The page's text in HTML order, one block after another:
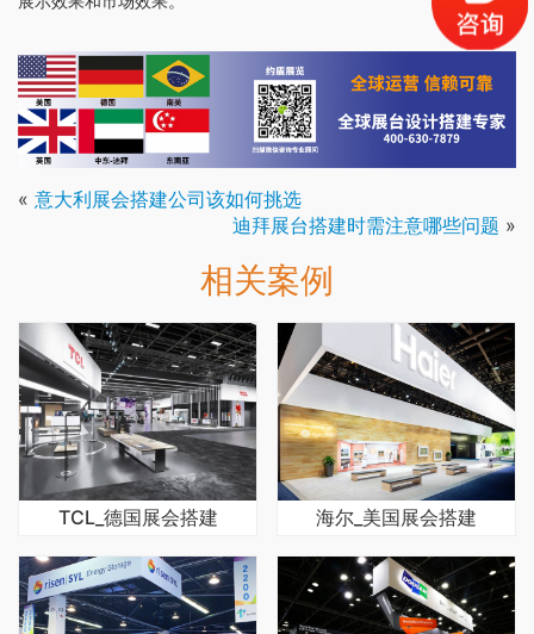
« 意大利展会搭建公司该如何挑选
迪拜展台搭建时需注意哪些问题 »
相关案例
TCL_德国展会搭建 海尔_美国展会搭建